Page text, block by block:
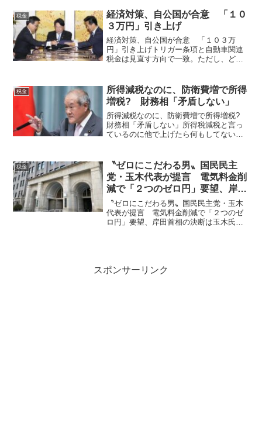
とアメリカを助けるために通貨を発行し
てきた日本！竹下雅敏氏か...
税金
経済対策、自公国が合意 「１０
３万円」引き上げ
経済対策、自公国が合意 「１０３万
円」引き上げトリガー条項と自動車関連
税金は見直す方向で一致。ただし、どう
し、政府の総合経済対策について合意し
た。国民民主が求める「年収...
税金
所得減税なのに、防衛費増で所得
増税? 財務相「矛盾しない」
所得減税なのに、防衛費増で所得増税?
財務相「矛盾しない」所得税減税と言っ
ているのに他で上げたら何もしてないの
記者会見で、岸田文雄首相が与党に検討
を求める所得税減税と...
税金
〝ゼロにこだわる男〟国民民主
党・玉木代表が提言 電気料金削
減で「２つのゼロ円」要望、岸田
首相の決断は
〝ゼロにこだわる男〟国民民主党・玉木
代表が提言 電気料金削減で「２つのゼ
ロ円」要望、岸田首相の決断は玉木氏の
スポンサーリンク